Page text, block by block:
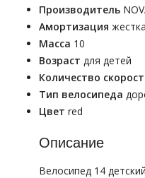
Производитель
Амортизация
Масса 10
Возраст для детей
Количество
Тип велосипеда
Цвет red
Описание
Велосипед 14